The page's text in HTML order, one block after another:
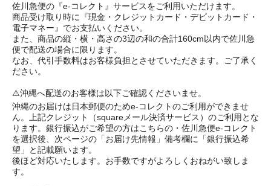
佐川急便の『e-コレクト』サービスをご利用いただけます。
商品受け取り時に『現金・クレジットカード・デビットカード・
電子マネー』でお支払いください。
また、商品の縦・横・高さの3辺の和の合計160cm以内で佐川急
便で配送の場合に限ります。
なお、代引手数料はお客様負担とさせていただきます。ご了承く
ださい。
⚠️沖縄へ配送のお客様は以下ご確認くださいませ。
沖縄のお届けは日本郵便のためe-コレクトのご利用ができませ
ん。上記クレジット（squareメール決済サービス）のご利用とな
ります。銀行振込がご希望の方はこちらの・佐川急便e-コレクト
を選択後、次ページの「お届け先情報」備考欄に「銀行振込希
望」と記載願います。
後ほど対応いたします。お手数ですがよろしくおねがい致しま
す。